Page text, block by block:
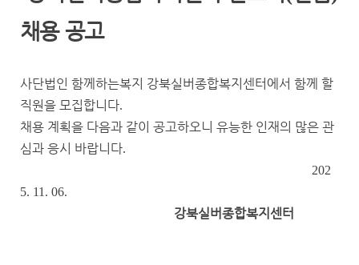
채용 공고
사단법인 함께하는복지 강북실버종합복지센터에서 함께 할
직원을 모집합니다.
채용 계획을 다음과 같이 공고하오니 유능한 인재의 많은 관
심과 응시 바랍니다.
202
5. 11. 06.
강북실버종합복지센터